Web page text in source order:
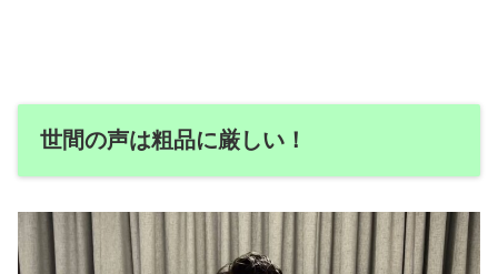
世間の声は粗品に厳しい！